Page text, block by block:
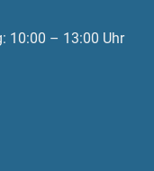
10:00 – 13:00 Uhr